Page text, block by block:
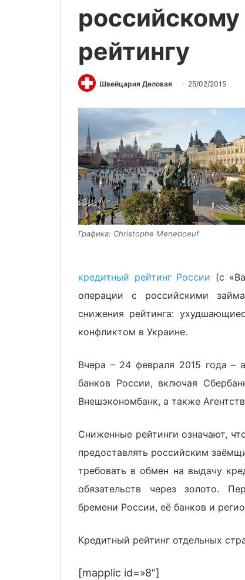
рейтингу
Швейцария Деловая 25/02/2015
Графика: Christophe Meneboeuf
кредитный рейтинг России (с
операции с российскими
снижения рейтинга:
конфликтом в Украине.
Вчера – 24 февраля 2015 года –
банков России, включая
Внешэкономбанк, а также
Сниженные рейтинги означают,
предоставлять российским
требовать в обмен на выдачу
обязательств через золото.
бремени России, её банков и
Кредитный рейтинг отдельных
[mapplic id=»8″]